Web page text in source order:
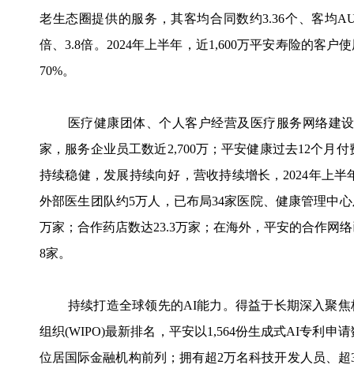
老生态圈提供的服务，其客均合同数约3.36个、客均
倍、3.8倍。2024年上半年，近1,600万平安寿险的客户
70%。
医疗健康团体、个人客户经营及医疗服务网络建
家，服务企业员工数近2,700万；平安健康过去12个月
持续稳健，发展持续向好，营收持续增长，2024年上
外部医生团队约5万人，已布局34家医院、健康管理中
万家；合作药店数达23.3万家；在海外，平安的合作网
8家。
持续打造全球领先的AI能力。得益于长期深入聚
组织(WIPO)最新排名，平安以1,564份生成式AI专利申
位居国际金融机构前列；拥有超2万名科技开发人员、